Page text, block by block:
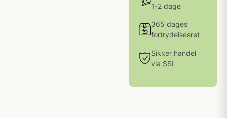
1-2 dage
365 dages
fortrydelsesret
Sikker handel
via SSL